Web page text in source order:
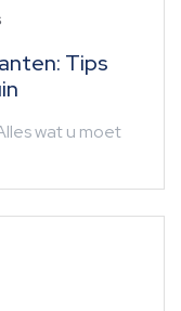
Tips
wat u moet